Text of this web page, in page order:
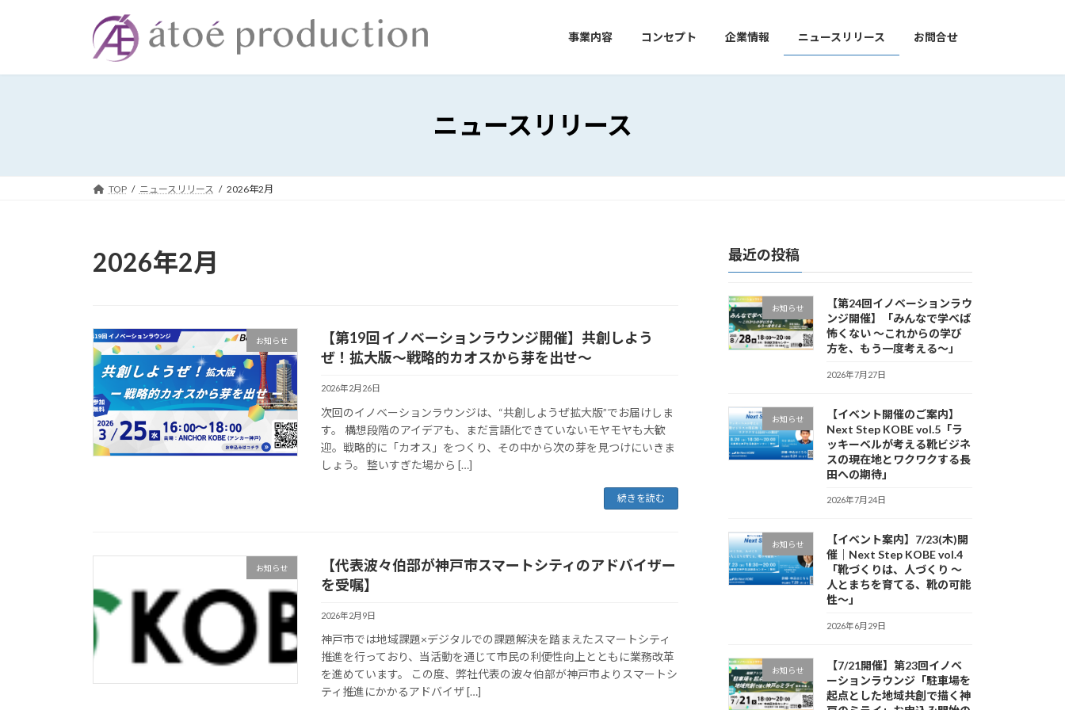
プ
動
事業内容 コンセプト 企業情報 ニュースリリース お問合せ
ニュースリリース
TOP ニュースリリース 2026年2月
2026年2月
お知らせ
【第19回 イノベーションラウンジ開催】共創しよう
ぜ！拡大版～戦略的カオスから芽を出せ～
2026年2月26日
次回のイノベーションラウンジは、“共創しようぜ拡大版”でお届けしま
す。 構想段階のアイデアも、まだ言語化できていないモヤモヤも大歓
迎。戦略的に「カオス」をつくり、その中から次の芽を見つけにいきま
しょう。 整いすぎた場から […]
続きを読む
お知らせ
【代表波々伯部が神戸市スマートシティのアドバイザー
を受嘱】
2026年2月9日
神戸市では地域課題×デジタルでの課題解決を踏まえたスマートシティ
推進を行っており、当活動を通じて市民の利便性向上とともに業務改革
を進めています。 この度、弊社代表の波々伯部が神戸市よりスマートシ
ティ推進にかかるアドバイザ […]
最近の投稿
お知らせ
【第24回イノベーションラウ
ンジ開催】「みんなで学べば
怖くない ～これからの学び
方を、もう一度考える～」
2026年7月27日
お知らせ
【イベント開催のご案内】
Next Step KOBE vol.5「ラ
ッキーベルが考える靴ビジネ
スの現在地とワクワクする長
田への期待」
2026年7月24日
お知らせ
【イベント案内】7/23(木)開
催｜Next Step KOBE vol.4
「靴づくりは、人づくり 〜
人とまちを育てる、靴の可能
性〜」
2026年6月29日
お知らせ
【7/21開催】第23回イノベ
ーションラウンジ「駐車場を
起点とした地域共創で描く神